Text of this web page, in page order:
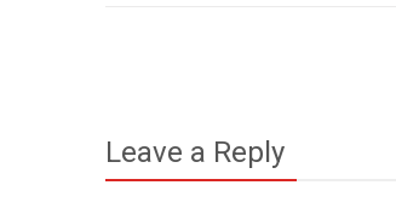
Leave a Reply